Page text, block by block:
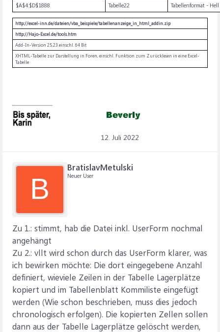
$A$4:$D$1888
Tabelle22 Tabellenformat - Hell
http://excel-inn.de/dateien/vba_beispiele/tabellenanzeige_in_html_addin.zip
http://Hajo-Excel.de/tools.htm
Add-In-Version 25.23 einschl. 64 Bit
XHTML-Tabelle zur Darstellung in Foren, einschl. Funktion zum Zurücklesen in eine Excel-
Tabelle
12. Juli 2022
B
BratislavMetulski
Neuer User
Zu 1.: stimmt, hab die Datei inkl. UserForm nochmal
angehängt
Zu 2.: vllt wird schon durch das UserForm klarer, was
ich bewirken möchte: Die dort eingegebene Anzahl
definiert, wieviele Zeilen in der Tabelle Lagerplätze
kopiert und im Tabellenblatt Kommiliste eingefügt
werden (Wie schon beschrieben, muss dies jedoch
chronologisch erfolgen). Die kopierten Zellen sollen
dann aus der Tabelle Lagerplätze gelöscht werden,